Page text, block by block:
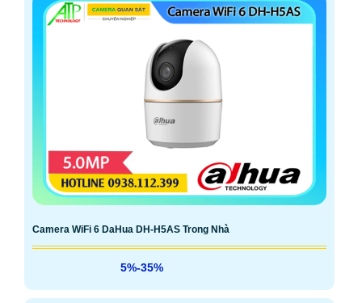
Camera WiFi 6 DaHua DH-H5AS Trong Nhà
5%-35%